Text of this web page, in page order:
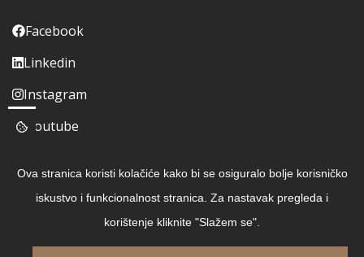
Facebook
Linkedin
Instagram
Youtube
Ova stranica koristi kolačiće kako bi se osiguralo bolje korisničko
iskustvo i funkcionalnost stranica. Za nastavak pregleda i
korištenje kliknite "Slažem se".